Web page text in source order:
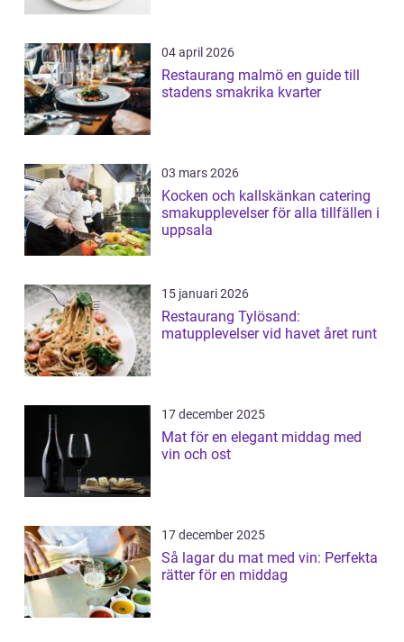
04 april 2026
Restaurang malmö en guide till
stadens smakrika kvarter
03 mars 2026
Kocken och kallskänkan catering
smakupplevelser för alla tillfällen i
uppsala
15 januari 2026
Restaurang Tylösand:
matupplevelser vid havet året runt
17 december 2025
Mat för en elegant middag med
vin och ost
17 december 2025
Så lagar du mat med vin: Perfekta
rätter för en middag